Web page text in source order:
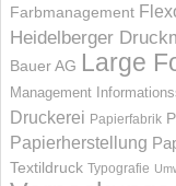
Farbmanagement
Heidelberger
Bauer AG Large
Management
Druckerei Papierfabrik
Papierherstellung
Textildruck Typografie